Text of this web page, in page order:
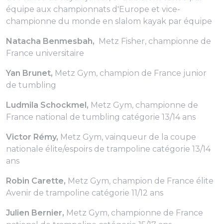
équipe aux championnats d'Europe et vice-
championne du monde en slalom kayak par équipe
Natacha Benmesbah, Metz Fisher, championne de
France universitaire
Yan Brunet, Metz Gym, champion de France junior
de tumbling
Ludmila Schockmel, Metz Gym, championne de
France national de tumbling catégorie 13/14 ans
Victor Rémy, Metz Gym, vainqueur de la coupe
nationale élite/espoirs de trampoline catégorie 13/14
ans
Robin Carette, Metz Gym, champion de France élite
Avenir de trampoline catégorie 11/12 ans
Julien Bernier, Metz Gym, championne de France